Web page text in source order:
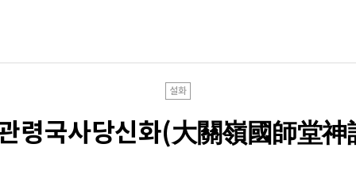
설화
령국사당신화(大關嶺國師堂